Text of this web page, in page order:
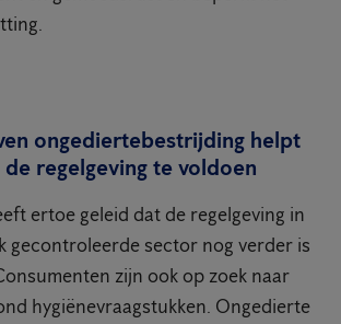
ongediertebestrijding helpt
regelgeving te voldoen
ertoe geleid dat de regelgeving in
gecontroleerde sector nog verder is
zijn ook op zoek naar
hygiënevraagstukken. Ongedierte